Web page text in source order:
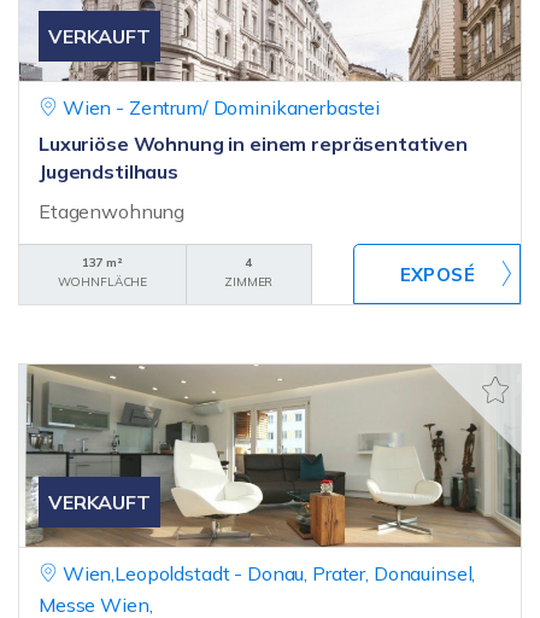
VERKAUFT
Wien - Zentrum/ Dominikanerbastei
Luxuriöse Wohnung in einem repräsentativen
Jugendstilhaus
Etagenwohnung
137 m²
WOHNFLÄCHE
4
ZIMMER
VERKAUFT
Wien,Leopoldstadt - Donau, Prater, Donauinsel,
Messe Wien,